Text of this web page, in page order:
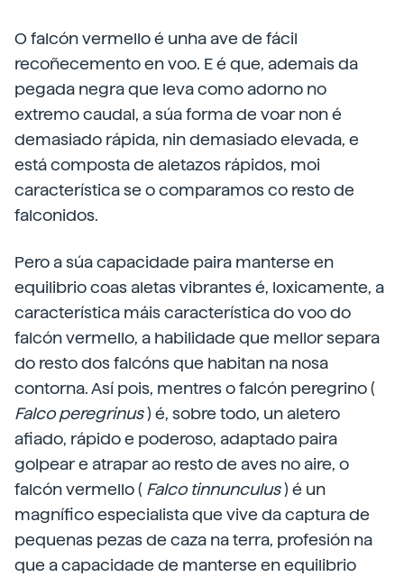
O falcón vermello é unha ave de fácil
recoñecemento en voo. E é que, ademais da
pegada negra que leva como adorno no
extremo caudal, a súa forma de voar non é
demasiado rápida, nin demasiado elevada, e
está composta de aletazos rápidos, moi
característica se o comparamos co resto de
falconidos.
Pero a súa capacidade paira manterse en
equilibrio coas aletas vibrantes é, loxicamente, a
característica máis característica do voo do
falcón vermello, a habilidade que mellor separa
do resto dos falcóns que habitan na nosa
contorna. Así pois, mentres o falcón peregrino (
Falco peregrinus) é, sobre todo, un aletero
afiado, rápido e poderoso, adaptado paira
golpear e atrapar ao resto de aves no aire, o
falcón vermello ( Falco tinnunculus) é un
magnífico especialista que vive da captura de
pequenas pezas de caza na terra, profesión na
que a capacidade de manterse en equilibrio